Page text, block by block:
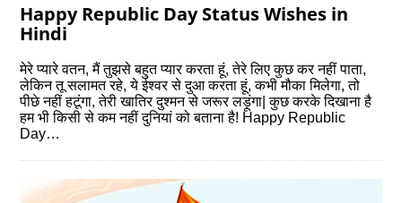
Happy Republic Day Status Wishes in
Hindi
मेरे प्यारे वतन, मैं तुझसे बहुत प्यार करता हूं, तेरे लिए कुछ कर नहीं पाता,
लेकिन तू सलामत रहे, ये ईश्वर से दुआ करता हूं, कभी मौका मिलेगा, तो
पीछे नहीं हटूंगा, तेरी खातिर दुश्मन से जरूर लड़ूंगा| कुछ करके दिखाना है
हम भी किसी से कम नहीं दुनियां को बताना है! Happy Republic
Day…